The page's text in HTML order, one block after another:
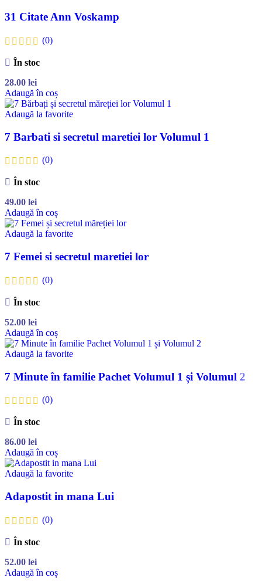
31 Citate Ann Voskamp
(0)
În stoc
28.00 lei
Adaugă în coș
Adaugă la favorite
7 Barbati si secretul maretiei lor Volumul 1
(0)
În stoc
49.00 lei
Adaugă în coș
Adaugă la favorite
7 Femei si secretul maretiei lor
(0)
În stoc
52.00 lei
Adaugă în coș
Adaugă la favorite
7 Minute în familie Pachet Volumul 1 și Volumul 2
(0)
În stoc
86.00 lei
Adaugă în coș
Adaugă la favorite
Adapostit in mana Lui
(0)
În stoc
52.00 lei
Adaugă în coș